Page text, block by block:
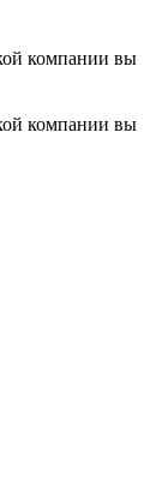
компании вы
компании вы